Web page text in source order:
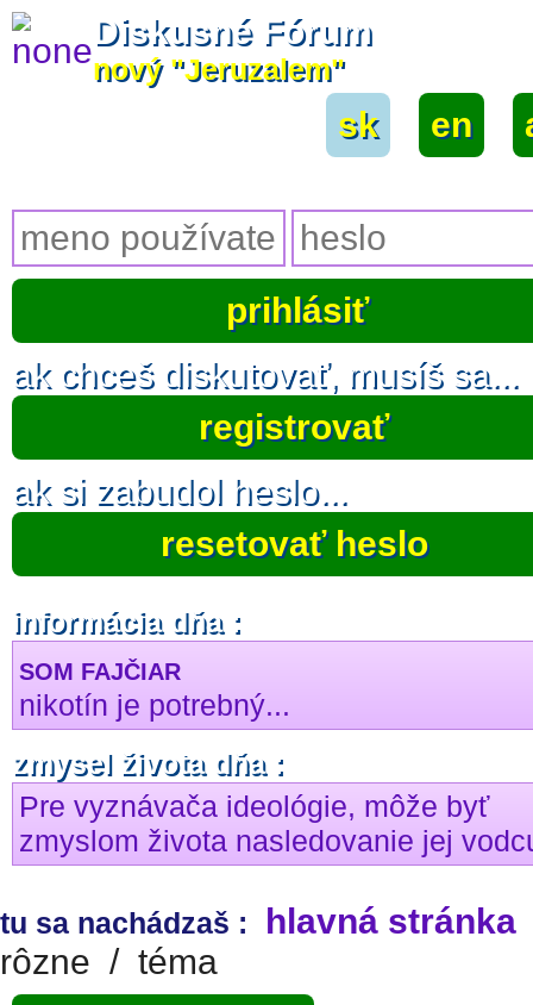
Diskusné Fórum
nový "Jeruzalem"
sk en
ak chceš diskutovať, musíš sa...
registrovať
ak si zabudol heslo...
resetovať heslo
informácia dňa :
SOM FAJČIAR
nikotín je potrebný...
zmysel života dňa :
Pre vyznávača ideológie, môže byť
zmyslom života nasledovanie jej
tu sa nachádzaš : hlavná stránka
rôzne / téma